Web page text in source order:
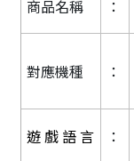
商品名稱 ：
對應機種 ：
遊 戲 語 言 ：